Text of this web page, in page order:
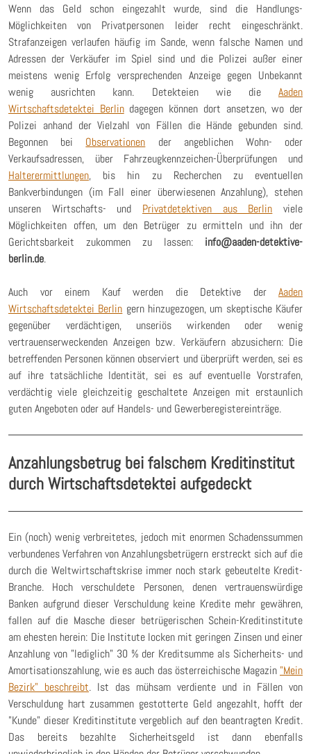
Wenn das Geld schon eingezahlt wurde, sind die Handlungs-
Möglichkeiten von Privatpersonen leider recht eingeschränkt.
Strafanzeigen verlaufen häufig im Sande, wenn falsche Namen und
Adressen der Verkäufer im Spiel sind und die Polizei außer einer
meistens wenig Erfolg versprechenden Anzeige gegen Unbekannt
wenig ausrichten kann. Detekteien wie die Aaden
Wirtschaftsdetektei Berlindagegen können dort ansetzen, wo der
Polizei anhand der Vielzahl von Fällen die Hände gebunden sind.
Begonnen bei Observationen der angeblichen Wohn- oder
Verkaufsadressen, über Fahrzeugkennzeichen-Überprüfungen und
Halterermittlungen, bis hin zu Recherchen zu eventuellen
Bankverbindungen (im Fall einer überwiesenen Anzahlung), stehen
unseren Wirtschafts- und Privatdetektiven aus Berlin viele
Möglichkeiten offen, um den Betrüger zu ermitteln und ihn der
Gerichtsbarkeit zukommen zu lassen: info@aaden-detektive-
berlin.de.
Auch vor einem Kauf werden die Detektive der Aaden
Wirtschaftsdetektei Berlin gern hinzugezogen, um skeptische Käufer
gegenüber verdächtigen, unseriös wirkenden oder wenig
vertrauenserweckenden Anzeigen bzw. Verkäufern abzusichern: Die
betreffenden Personen können observiert und überprüft werden, sei es
auf ihre tatsächliche Identität, sei es auf eventuelle Vorstrafen,
verdächtig viele gleichzeitig geschaltete Anzeigen mit erstaunlich
guten Angeboten oder auf Handels- und Gewerberegistereinträge.
Anzahlungsbetrug bei falschem Kreditinstitut
durch Wirtschaftsdetektei aufgedeckt
Ein (noch) wenig verbreitetes, jedoch mit enormen Schadenssummen
verbundenes Verfahren von Anzahlungsbetrügern erstreckt sich auf die
durch die Weltwirtschaftskrise immer noch stark gebeutelte Kredit-
Branche. Hoch verschuldete Personen, denen vertrauenswürdige
Banken aufgrund dieser Verschuldung keine Kredite mehr gewähren,
fallen auf die Masche dieser betrügerischen Schein-Kreditinstitute
am ehesten herein: Die Institute locken mit geringen Zinsen und einer
Anzahlung von "lediglich" 30 % der Kreditsumme als Sicherheits- und
Amortisationszahlung, wie es auch das österreichische Magazin "Mein
Bezirk" beschreibt. Ist das mühsam verdiente und in Fällen von
Verschuldung hart zusammen gestotterte Geld angezahlt, hofft der
"Kunde" dieser Kreditinstitute vergeblich auf den beantragten Kredit.
Das bereits bezahlte Sicherheitsgeld ist dann ebenfalls